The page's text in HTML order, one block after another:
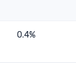
0.4%